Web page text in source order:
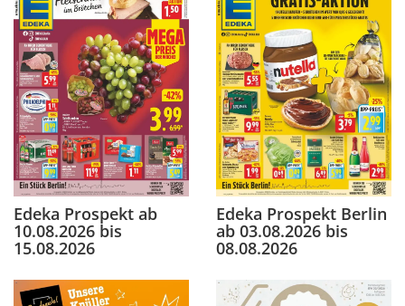
Edeka Prospekt ab
10.08.2026 bis
15.08.2026
Edeka Prospekt Berlin
ab 03.08.2026 bis
08.08.2026